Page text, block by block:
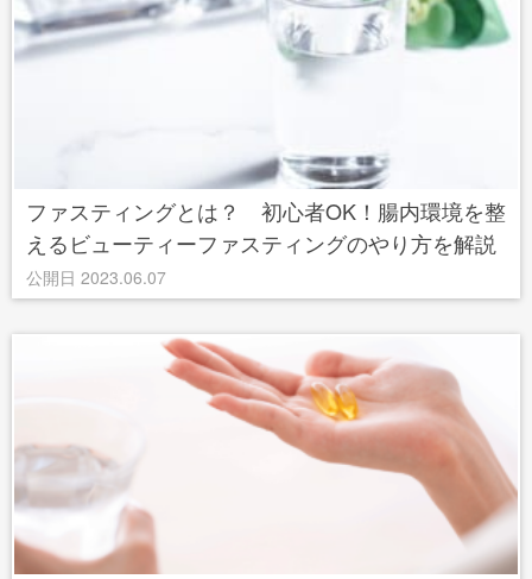
ファスティングとは？ 初心者OK！腸内環境を整
えるビューティーファスティングのやり方を解説
公開日 2023.06.07